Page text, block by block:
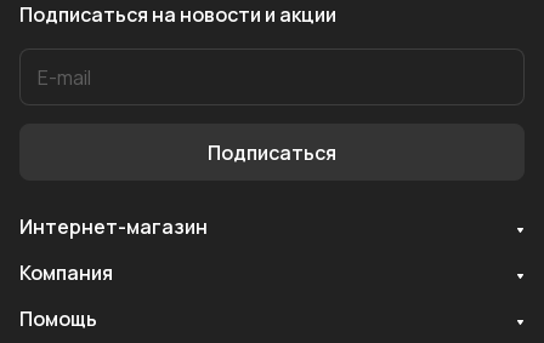
Подписаться на новости и акции
Подписаться
Интернет-магазин
Компания
Помощь